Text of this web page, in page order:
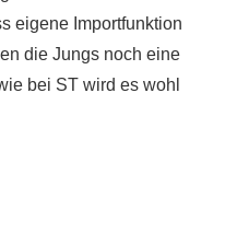
eigene Importfunktion
die Jungs noch eine
bei ST wird es wohl